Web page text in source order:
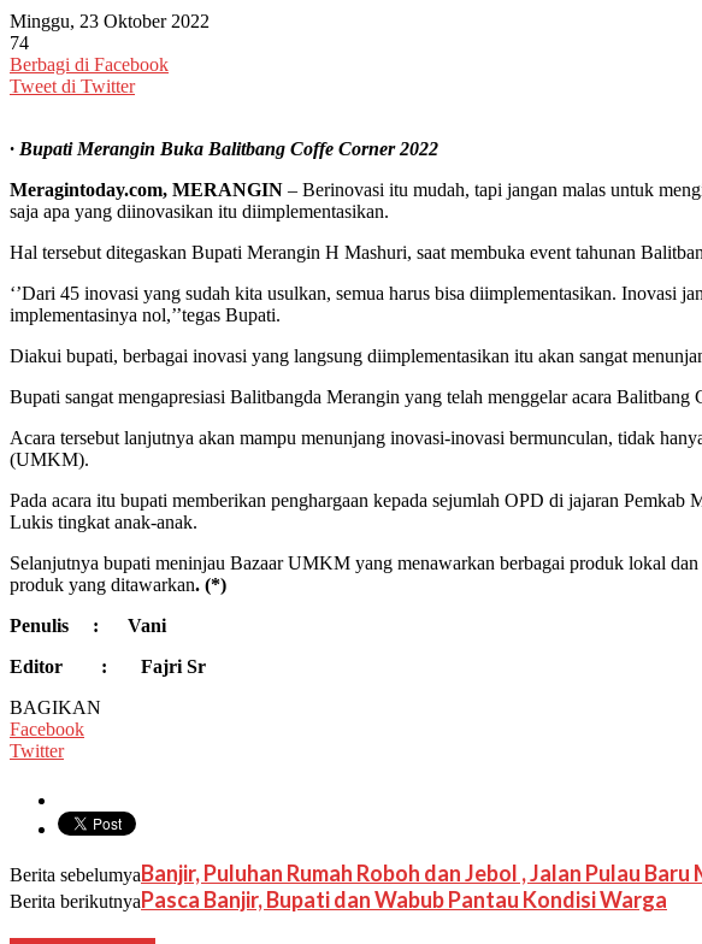
Minggu, 23 Oktober 2022
74
Berbagi di Facebook
Tweet di Twitter
· Bupati Merangin Buka Balitbang Coffe Corner 2022
Meragintoday.com, MERANGIN – Berinovasi itu mudah, tapi jangan malas untuk
saja apa yang diinovasikan itu diimplementasikan.
Hal tersebut ditegaskan Bupati Merangin H Mashuri, saat membuka event tahunan
‘’Dari 45 inovasi yang sudah kita usulkan, semua harus bisa diimplementasikan. Inovasi
implementasinya nol,’’tegas Bupati.
Diakui bupati, berbagai inovasi yang langsung diimplementasikan itu akan sangat
Bupati sangat mengapresiasi Balitbangda Merangin yang telah menggelar acara
Acara tersebut lanjutnya akan mampu menunjang inovasi-inovasi bermunculan, tidak
(UMKM).
Pada acara itu bupati memberikan penghargaan kepada sejumlah OPD di jajaran
Lukis tingkat anak-anak.
Selanjutnya bupati meninjau Bazaar UMKM yang menawarkan berbagai produk lokal
produk yang ditawarkan. (*)
Penulis : Vani
Editor : Fajri Sr
BAGIKAN
Facebook
Twitter
Berita sebelumyaBanjir, Puluhan Rumah Roboh dan Jebol , Jalan Pulau
Berita berikutnyaPasca Banjir, Bupati dan Wabub Pantau Kondisi Warga